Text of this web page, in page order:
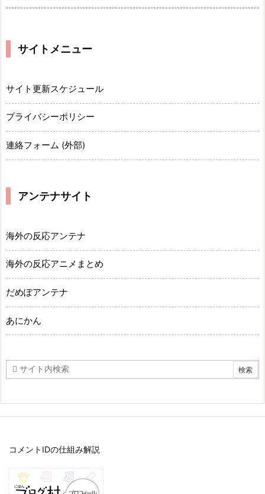
サイトメニュー
サイト更新スケジュール
プライバシーポリシー
連絡フォーム (外部)
アンテナサイト
海外の反応アンテナ
海外の反応アニメまとめ
だめぽアンテナ
あにかん
コメントIDの仕組み解説